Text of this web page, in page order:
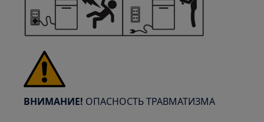
ВНИМАНИЕ! ОПАСНОСТЬ ТРАВМАТИЗМА